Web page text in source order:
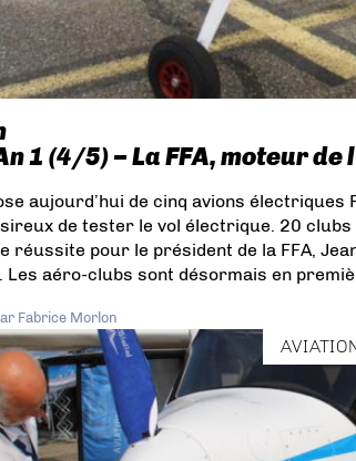
1 (4/5) – La FFA, moteur
aujourd’hui de cinq avions
de tester le vol électrique. 20
réussite pour le président de la FFA,
Les aéro-clubs sont désormais en
Fabrice Morlon